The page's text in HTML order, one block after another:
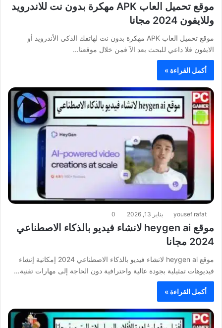
موقع تحميل العاب APK مهكرة بدون نت للاندرويد
وللايفون 2024 مجانا
موقع تحميل العاب APK مهكرة بدون نت لهاتفك الذكي الأندرويد أو
الايفون فلا داعي للبحث بعد الآ فمن خلال موقعنا…
أكمل القراءة »
yousef rafat يناير 13, 2026 0
موقع heygen ai لانشاء فيديو بالذكاء الاصطناعي
2024 مجانا
موقع heygen ai لانشاء فيديو بالذكاء الاصطناعي 2024 إمكانية إنشاء
فيديوهات تمثيلية بجودة عالية واحترافية دون الحاجة إلى مهارات تقنية…
أكمل القراءة »